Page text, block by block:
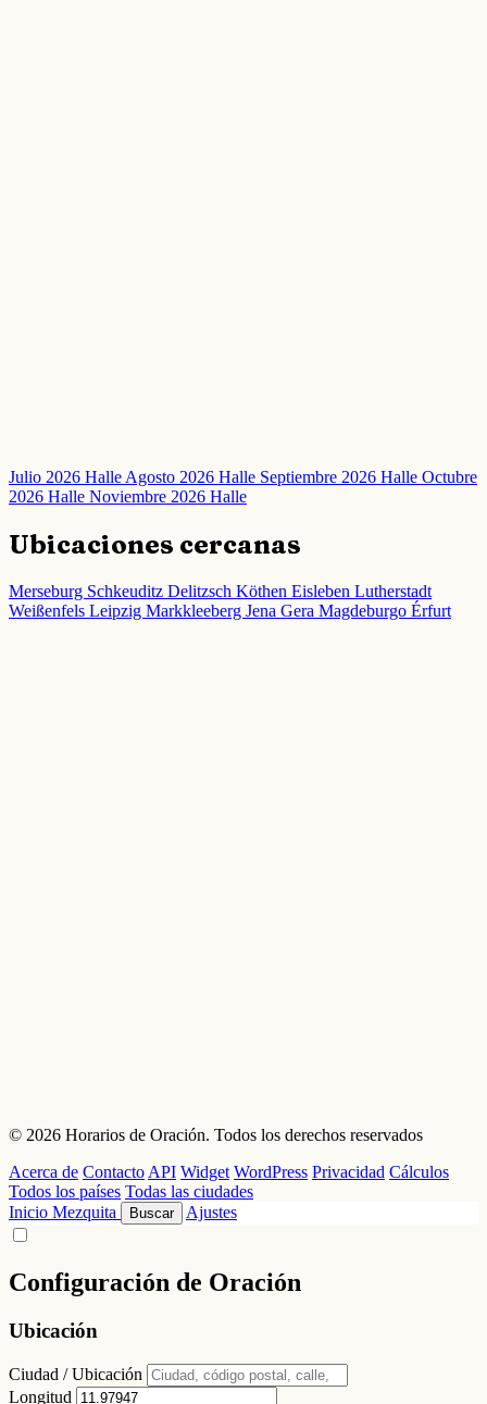
Julio 2026 HalleAgosto 2026 Halle Septiembre 2026 Halle Octubre
2026 Halle Noviembre 2026 Halle
Ubicaciones cercanas
Merseburg Schkeuditz Delitzsch Köthen Eisleben Lutherstadt
Weißenfels Leipzig Markkleeberg Jena Gera Magdeburgo Érfurt
© 2026 Horarios de Oración. Todos los derechos reservados
Acerca de Contacto API Widget WordPress Privacidad Cálculos
Todos los países Todas las ciudades
Inicio Mezquita Buscar Ajustes
Configuración de Oración
Ubicación
Ciudad / Ubicación
Longitud